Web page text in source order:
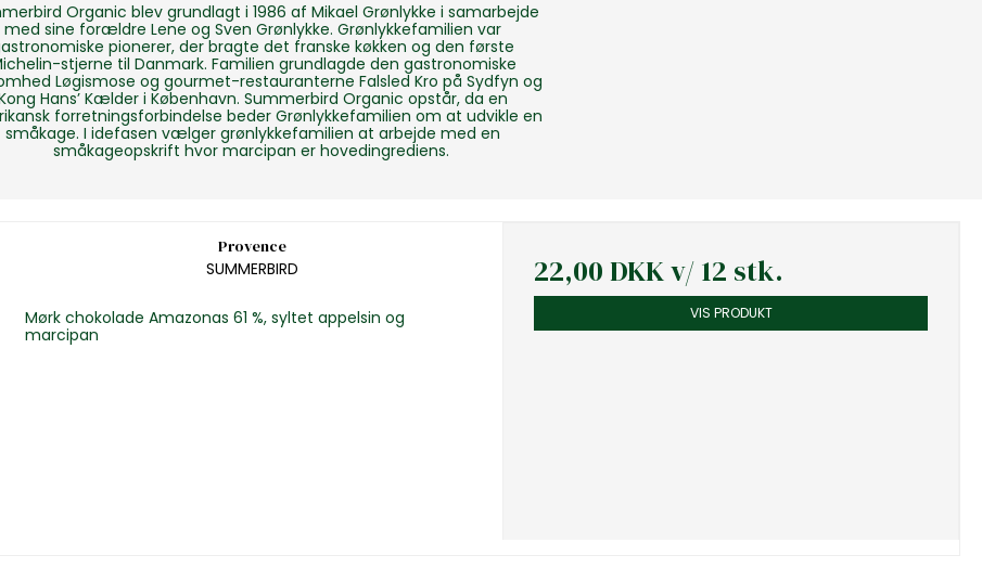
Organic blev grundlagt i 1986 af Mikael Grønlykke i samarbejde
med sine forældre Lene og Sven Grønlykke. Grønlykkefamilien var
pionerer, der bragte det franske køkken og den første
stjerne til Danmark. Familien grundlagde den gastronomiske
Løgismose og gourmet-restauranterne Falsled Kro på Sydfyn og
Hans’ Kælder i København. Summerbird Organic opstår, da en
forretningsforbindelse beder Grønlykkefamilien om at udvikle en
småkage. I idefasen vælger grønlykkefamilien at arbejde med en
småkageopskrift hvor marcipan er hovedingrediens.
Provence
SUMMERBIRD
Mørk chokolade Amazonas 61 %, syltet appelsin og
marcipan
22,00 DKKv/ 12 stk.
VIS PRODUKT